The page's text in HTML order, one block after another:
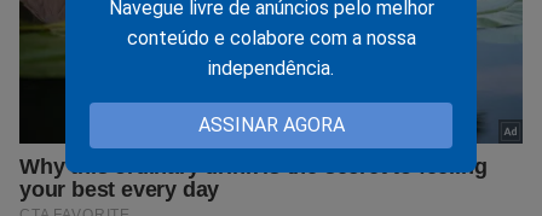
Navegue livre de anúncios pelo melhor
conteúdo e colabore com a nossa
independência.
ASSINAR AGORA